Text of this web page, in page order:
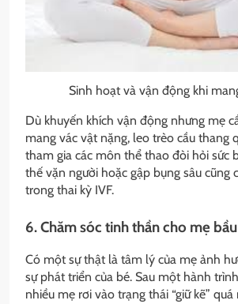
Sinh hoạt và vận động khi
Dù khuyến khích vận động nhưng mẹ
mang vác vật nặng, leo trèo cầu thang
tham gia các môn thể thao đòi hỏi sức
thế vặn người hoặc gập bụng sâu cũng
trong thai kỳ IVF.
6. Chăm sóc tinh thần cho mẹ
Có một sự thật là tâm lý của mẹ ảnh
sự phát triển của bé. Sau một hành
nhiều mẹ rơi vào trạng thái “giữ kẽ”